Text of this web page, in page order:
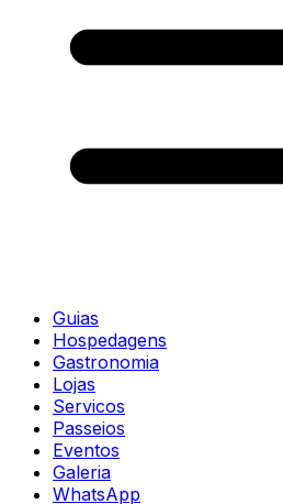
Guias
Hospedagens
Gastronomia
Lojas
Servicos
Passeios
Eventos
Galeria
WhatsApp